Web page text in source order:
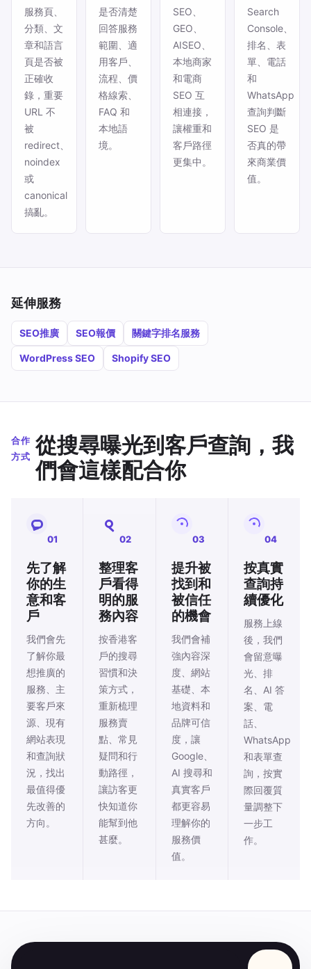
服務頁、
分類、文
章和語言
頁是否被
正確收
錄，重要
URL 不
被
redirect、
noindex
或
canonical
搞亂。
是否清楚
回答服務
範圍、適
用客戶、
流程、價
格線索、
FAQ 和
本地語
境。
SEO、
GEO、
AISEO、
本地商家
和電商
SEO 互
相連接，
讓權重和
客戶路徑
更集中。
Search
Console、
排名、表
單、電話
和
WhatsApp
查詢判斷
SEO 是
否真的帶
來商業價
值。
延伸服務
SEO推廣 SEO報價 關鍵字排名服務
WordPress SEO Shopify SEO
合作
方式 從搜尋曝光到客戶查詢，我
們會這樣配合你
01
先了解
你的生
意和客
戶
我們會先
了解你最
想推廣的
服務、主
要客戶來
源、現有
網站表現
和查詢狀
況，找出
最值得優
先改善的
方向。
02
整理客
戶看得
明的服
務內容
按香港客
戶的搜尋
習慣和決
策方式，
重新梳理
服務賣
點、常見
疑問和行
動路徑，
讓訪客更
快知道你
能幫到他
甚麼。
03
提升被
找到和
被信任
的機會
我們會補
強內容深
度、網站
基礎、本
地資料和
品牌可信
度，讓
Google、
AI 搜尋和
真實客戶
都更容易
理解你的
服務價
值。
04
按真實
查詢持
續優化
服務上線
後，我們
會留意曝
光、排
名、AI 答
案、電
話、
WhatsApp
和表單查
詢，按實
際回覆質
量調整下
一步工
作。